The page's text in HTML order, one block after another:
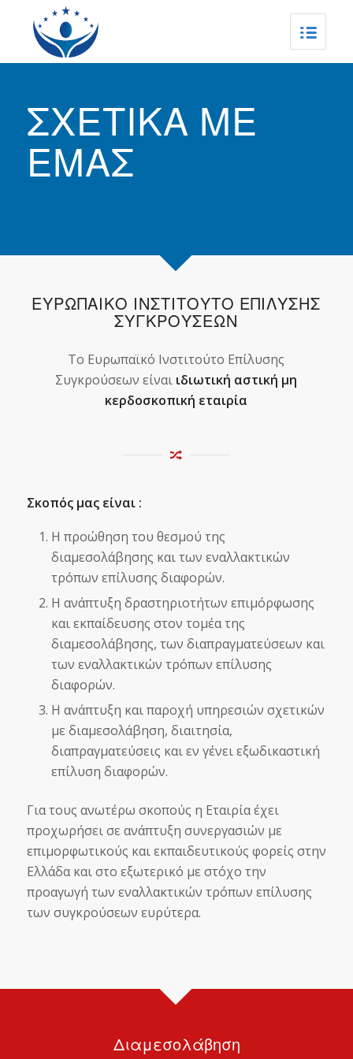
ΣΧΕΤΙΚΑ ΜΕ
ΕΜΑΣ
ΕΥΡΩΠΑΙΚΟ ΙΝΣΤΙΤΟΥΤΟ ΕΠΙΛΥΣΗΣ
ΣΥΓΚΡΟΥΣΕΩΝ
Το Ευρωπαϊκό Ινστιτούτο Επίλυσης
Συγκρούσεων είναι ιδιωτική αστική μη
κερδοσκοπική εταιρία
Σκοπός μας είναι :
Η προώθηση του θεσμού της
διαμεσολάβησης και των εναλλακτικών
τρόπων επίλυσης διαφορών.
Η ανάπτυξη δραστηριοτήτων επιμόρφωσης
και εκπαίδευσης στον τομέα της
διαμεσολάβησης, των διαπραγματεύσεων και
των εναλλακτικών τρόπων επίλυσης
διαφορών.
Η ανάπτυξη και παροχή υπηρεσιών σχετικών
με διαμεσολάβηση, διαιτησία,
διαπραγματεύσεις και εν γένει εξωδικαστική
επίλυση διαφορών.
Για τους ανωτέρω σκοπούς η Εταιρία έχει
προχωρήσει σε ανάπτυξη συνεργασιών με
επιμορφωτικούς και εκπαιδευτικούς φορείς στην
Ελλάδα και στο εξωτερικό με στόχο την
προαγωγή των εναλλακτικών τρόπων επίλυσης
των συγκρούσεων ευρύτερα.
Διαμεσολάβηση